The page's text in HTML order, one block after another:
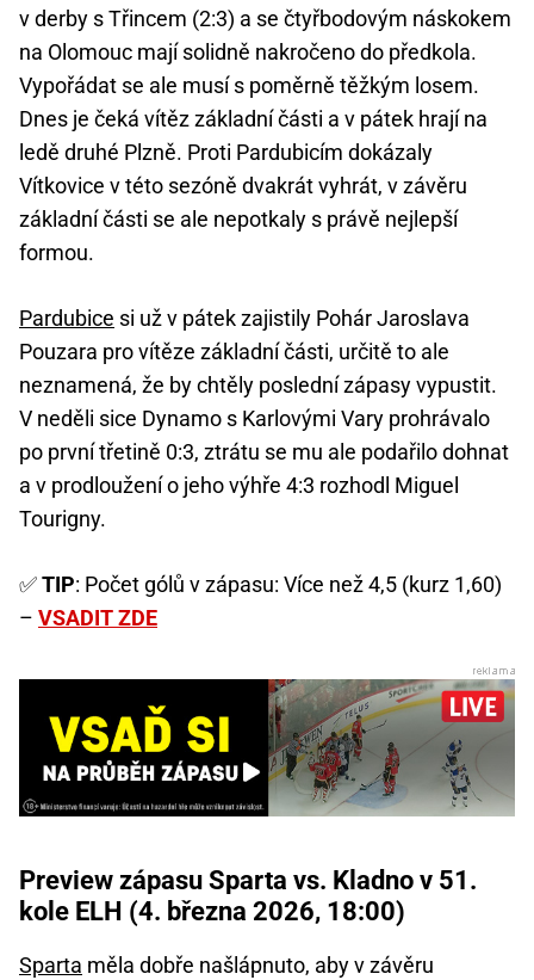
v derby s Třincem (2:3) a se čtyřbodovým náskokem
na Olomouc mají solidně nakročeno do předkola.
Vypořádat se ale musí s poměrně těžkým losem.
Dnes je čeká vítěz základní části a v pátek hrají na
ledě druhé Plzně. Proti Pardubicím dokázaly
Vítkovice v této sezóně dvakrát vyhrát, v závěru
základní části se ale nepotkaly s právě nejlepší
formou.
Pardubice si už v pátek zajistily Pohár Jaroslava
Pouzara pro vítěze základní části, určitě to ale
neznamená, že by chtěly poslední zápasy vypustit.
V neděli sice Dynamo s Karlovými Vary prohrávalo
po první třetině 0:3, ztrátu se mu ale podařilo dohnat
a v prodloužení o jeho výhře 4:3 rozhodl Miguel
Tourigny.
✅TIP: Počet gólů v zápasu: Více než 4,5 (kurz 1,60)
– VSADIT ZDE
Preview zápasu Sparta vs. Kladno v 51.
kole ELH (4. března 2026, 18:00)
Sparta měla dobře našlápnuto, aby v závěru